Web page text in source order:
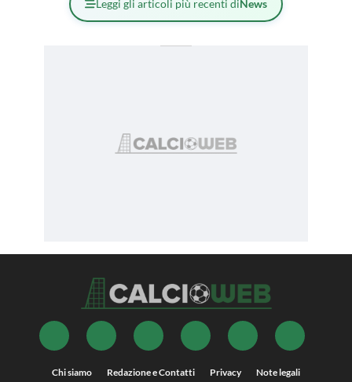
Leggi gli articoli più recenti diNews
Chi siamo Redazione e Contatti Privacy Note legali